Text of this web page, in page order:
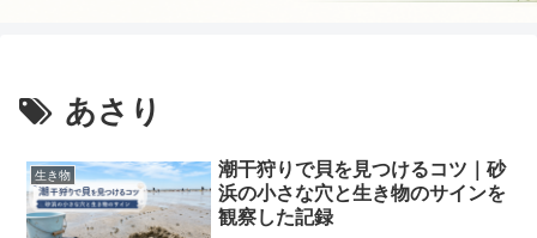
あさり
生き物
潮干狩りで貝を見つけるコツ｜砂
浜の小さな穴と生き物のサインを
観察した記録